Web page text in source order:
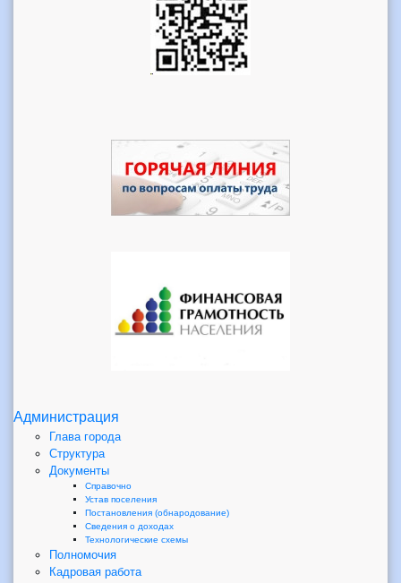
Администрация
Глава города
Структура
Документы
Справочно
Устав поселения
Постановления (обнародование)
Сведения о доходах
Технологические схемы
Полномочия
Кадровая работа